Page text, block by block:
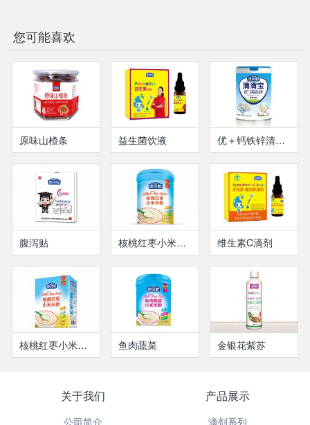
您可能喜欢
原味山楂条 益生菌饮液 优＋钙铁锌清清宝
腹泻贴 核桃红枣小米米粉 维生素C滴剂
核桃红枣小米米粉 鱼肉蔬菜 金银花紫苏
关于我们
公司简介
产品展示
滴剂系列